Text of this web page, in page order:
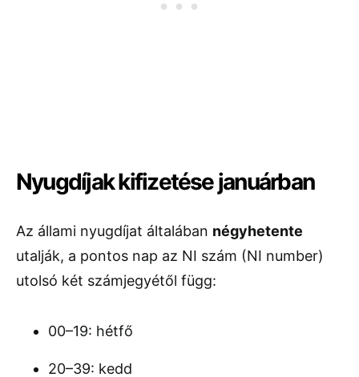
Nyugdíjak kifizetése januárban
Az állami nyugdíjat általában négyhetente
utalják, a pontos nap az NI szám (NI number)
utolsó két számjegyétől függ:
00–19: hétfő
20–39: kedd